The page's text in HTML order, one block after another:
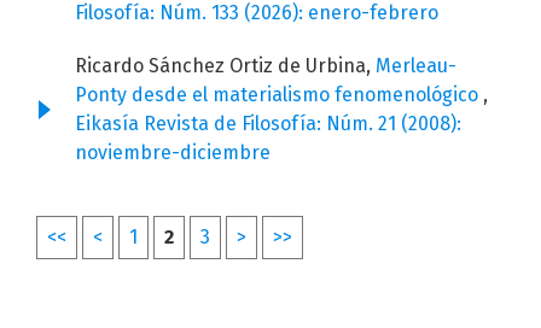
Filosofía: Núm. 133 (2026): enero-febrero
Ricardo Sánchez Ortiz de Urbina, Merleau-
Ponty desde el materialismo fenomenológico ,
Eikasía Revista de Filosofía: Núm. 21 (2008):
noviembre-diciembre
<< < 1 2 3 > >>